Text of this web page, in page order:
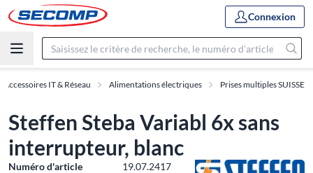
Connexion
Accessoires IT & Réseau Alimentations électriques Prises multiples SUISSE
Steffen Steba Variabl 6x sans
interrupteur, blanc
Numéro d'article
19.07.2417